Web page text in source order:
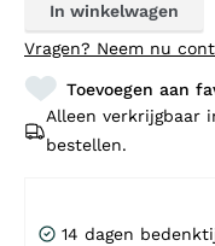
In winkelwagen
Vragen? Neem nu
Toevoegen aan
Alleen verkrijgbaar
bestellen.
14 dagen